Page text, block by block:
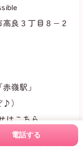
電話する
高良３丁目８−２
嶺駅」
）
はこちら